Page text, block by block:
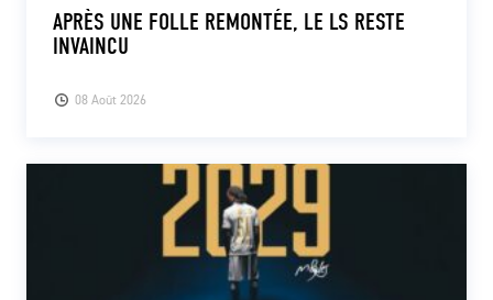
08 Août 2026
APRÈS UNE FOLLE REMONTÉE, LE LS RESTE
INVAINCU